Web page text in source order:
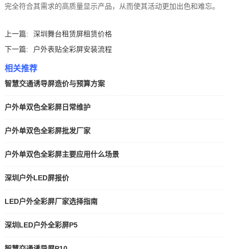
完全符合其需求的高质量显示产品，从而使其活动更加出色和难忘。
上一篇:
深圳舞台租赁屏租赁价格
下一篇:
户外表贴全彩屏安装流程
相关推荐
智慧交通诱导屏造价与预算方案
户外单双色全彩屏日常维护
户外单双色全彩屏批发厂家
户外单双色全彩屏主要应用什么场景
深圳户外LED屏报价
LED户外全彩屏厂家选择指南
深圳LED户外全彩屏P5